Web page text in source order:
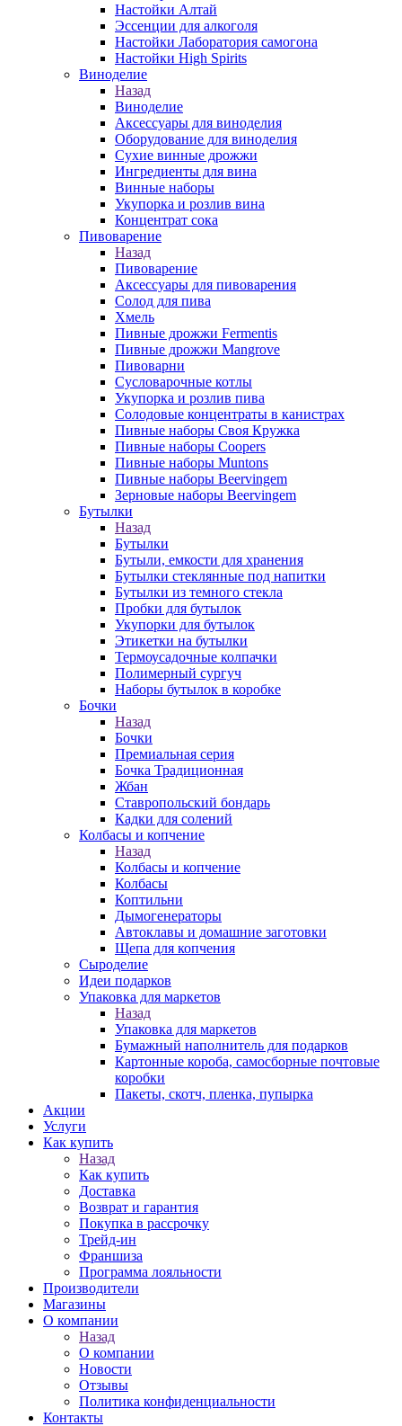
Настойки Алтай
Эссенции для алкоголя
Настойки Лаборатория самогона
Настойки High Spirits
Виноделие
Назад
Виноделие
Аксессуары для виноделия
Оборудование для виноделия
Сухие винные дрожжи
Ингредиенты для вина
Винные наборы
Укупорка и розлив вина
Концентрат сока
Пивоварение
Назад
Пивоварение
Аксессуары для пивоварения
Солод для пива
Хмель
Пивные дрожжи Fermentis
Пивные дрожжи Mangrove
Пивоварни
Сусловарочные котлы
Укупорка и розлив пива
Солодовые концентраты в канистрах
Пивные наборы Своя Кружка
Пивные наборы Coopers
Пивные наборы Muntons
Пивные наборы Beervingem
Зерновые наборы Beervingem
Бутылки
Назад
Бутылки
Бутыли, емкости для хранения
Бутылки стеклянные под напитки
Бутылки из темного стекла
Пробки для бутылок
Укупорки для бутылок
Этикетки на бутылки
Термоусадочные колпачки
Полимерный сургуч
Наборы бутылок в коробке
Бочки
Назад
Бочки
Премиальная серия
Бочка Традиционная
Жбан
Ставропольский бондарь
Кадки для солений
Колбасы и копчение
Назад
Колбасы и копчение
Колбасы
Коптильни
Дымогенераторы
Автоклавы и домашние заготовки
Щепа для копчения
Сыроделие
Идеи подарков
Упаковка для маркетов
Назад
Упаковка для маркетов
Бумажный наполнитель для подарков
Картонные короба, самосборные почтовые
коробки
Пакеты, скотч, пленка, пупырка
Акции
Услуги
Как купить
Назад
Как купить
Доставка
Возврат и гарантия
Покупка в рассрочку
Трейд-ин
Франшиза
Программа лояльности
Производители
Магазины
О компании
Назад
О компании
Новости
Отзывы
Политика конфиденциальности
Контакты